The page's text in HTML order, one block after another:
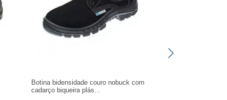
Botina bidensidade couro nobuck com
cadarço biqueira plás...